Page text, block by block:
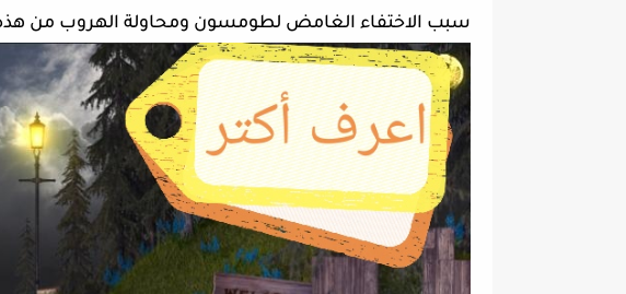
سبب الاختفاء الغامض لطومسون ومحاولة الهروب من هذه